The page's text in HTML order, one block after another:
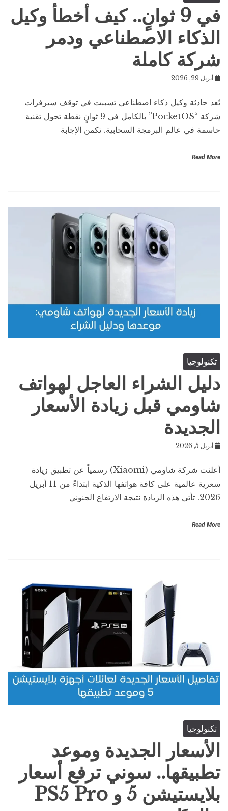
في 9 ثوانٍ.. كيف أخطأ وكيل
الذكاء الاصطناعي ودمر
شركة كاملة
أبريل 29, 2026
تُعد حادثة وكيل ذكاء اصطناعي تسببت في توقف سيرفرات
شركة “PocketOS” بالكامل في 9 ثوانٍ نقطة تحول تقنية
حاسمة في عالم البرمجة السحابية. تكمن الإجابة
Read More
تكنولوجيا
دليل الشراء العاجل لهواتف
شاومي قبل زيادة الأسعار
الجديدة
أبريل 5, 2026
أعلنت شركة شاومي (Xiaomi) رسمياً عن تطبيق زيادة
سعرية عالمية على كافة هواتفها الذكية ابتداءً من 11 أبريل
2026. تأتي هذه الزيادة نتيجة الارتفاع الجنوني
Read More
تكنولوجيا
الأسعار الجديدة وموعد
تطبيقها.. سوني ترفع أسعار
بلايستيشن 5 و PS5 Pro